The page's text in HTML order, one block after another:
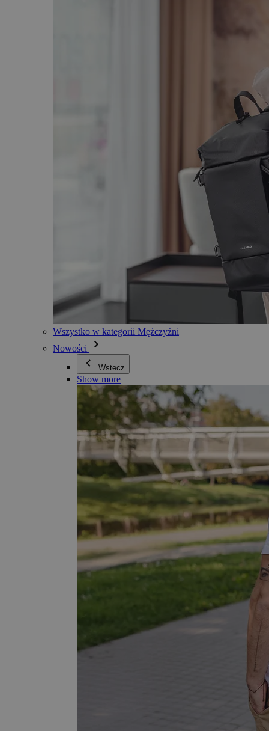
Wszystko w kategorii Mężczyźni
Nowości
Wstecz
Show more